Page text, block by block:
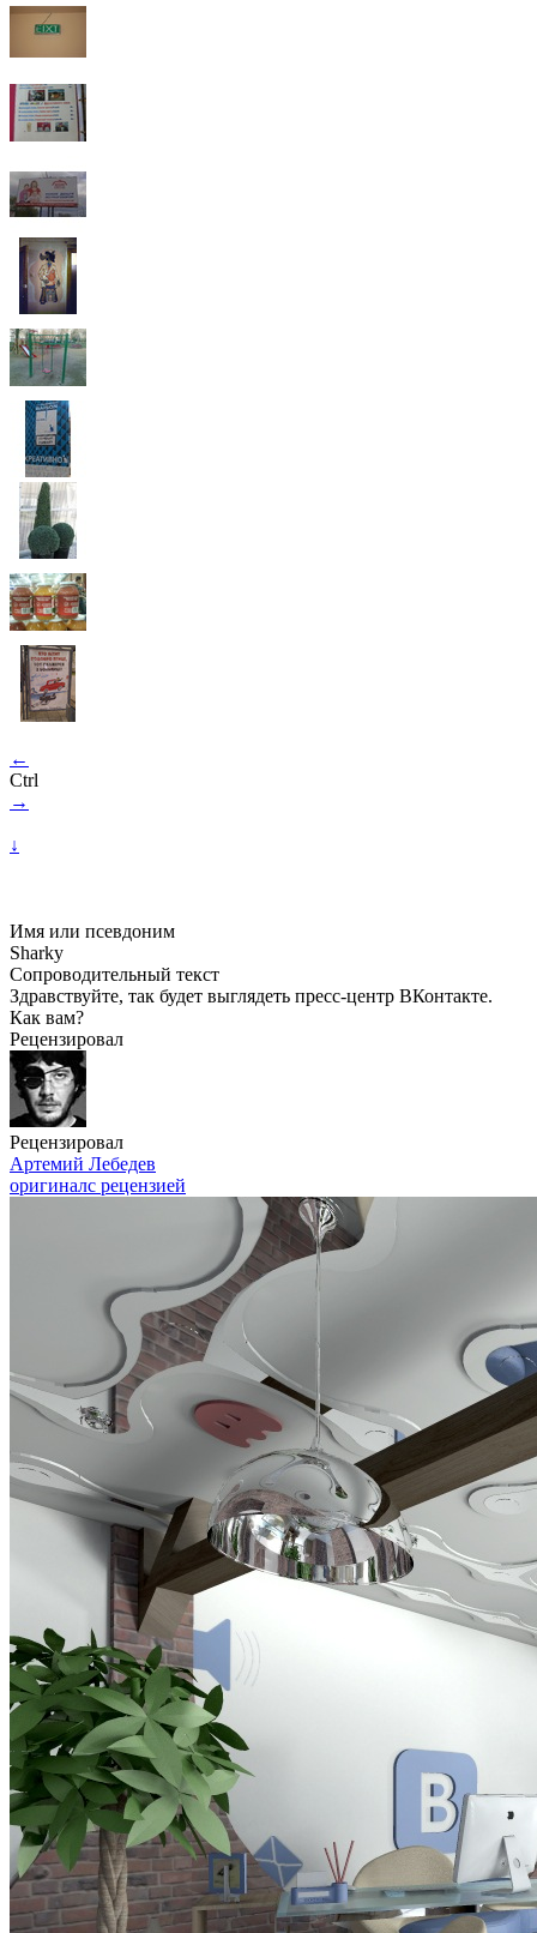
←
Ctrl
→
↓
Имя или псевдоним
Sharky
Сопроводительный текст
Здравствуйте, так будет выглядеть пресс-центр ВКонтакте.
Как вам?
Рецензировал
Рецензировал
Артемий Лебедев
оригиналс рецензией